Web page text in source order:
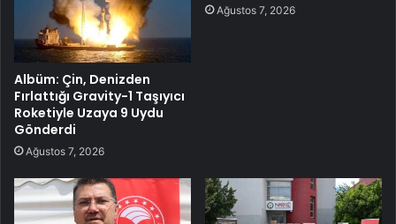
Albüm: Çin, Denizden
Fırlattığı Gravity-1 Taşıyıcı
Roketiyle Uzaya 9 Uydu
Gönderdi
Ağustos 7, 2026
Ağustos 7, 2026